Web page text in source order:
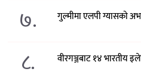
७. गुल्मीमा एलपी ग्यासको
८. वीरगञ्जबाट १४ भारतीय